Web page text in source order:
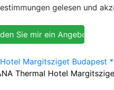
gelesen und
Margitsziget Budapest
Thermal Hotel